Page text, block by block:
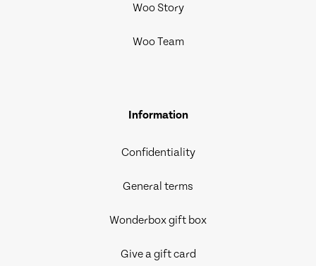
Woo Story
Woo Team
Information
Confidentiality
General terms
Wonderbox gift box
Give a gift card